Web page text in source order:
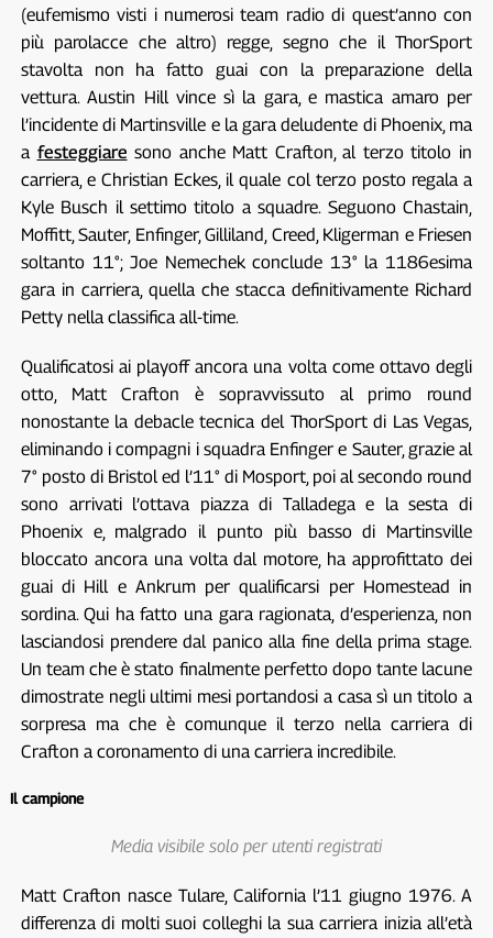
(eufemismo visti i numerosi team radio di quest’anno con
più parolacce che altro) regge, segno che il ThorSport
stavolta non ha fatto guai con la preparazione della
vettura. Austin Hill vince sì la gara, e mastica amaro per
l’incidente di Martinsville e la gara deludente di Phoenix, ma
a festeggiare sono anche Matt Crafton, al terzo titolo in
carriera, e Christian Eckes, il quale col terzo posto regala a
Kyle Busch il settimo titolo a squadre. Seguono Chastain,
Moffitt, Sauter, Enfinger, Gilliland, Creed, Kligerman e Friesen
soltanto 11°; Joe Nemechek conclude 13° la 1186esima
gara in carriera, quella che stacca definitivamente Richard
Petty nella classifica all-time.
Qualificatosi ai playoff ancora una volta come ottavo degli
otto, Matt Crafton è sopravvissuto al primo round
nonostante la debacle tecnica del ThorSport di Las Vegas,
eliminando i compagni i squadra Enfinger e Sauter, grazie al
7° posto di Bristol ed l’11° di Mosport, poi al secondo round
sono arrivati l’ottava piazza di Talladega e la sesta di
Phoenix e, malgrado il punto più basso di Martinsville
bloccato ancora una volta dal motore, ha approfittato dei
guai di Hill e Ankrum per qualificarsi per Homestead in
sordina. Qui ha fatto una gara ragionata, d’esperienza, non
lasciandosi prendere dal panico alla fine della prima stage.
Un team che è stato finalmente perfetto dopo tante lacune
dimostrate negli ultimi mesi portandosi a casa sì un titolo a
sorpresa ma che è comunque il terzo nella carriera di
Crafton a coronamento di una carriera incredibile.
Il campione
Media visibile solo per utenti registrati
Matt Crafton nasce Tulare, California l’11 giugno 1976. A
differenza di molti suoi colleghi la sua carriera inizia all’età